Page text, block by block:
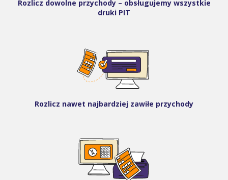
Rozlicz dowolne przychody – obsługujemy wszystkie
druki PIT
Rozlicz nawet najbardziej zawiłe przychody